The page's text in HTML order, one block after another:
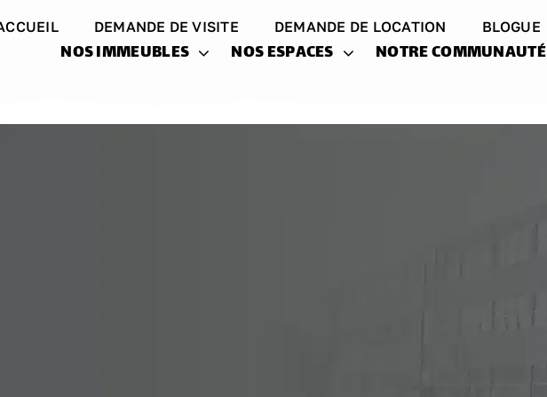
DEMANDE DE VISITE DEMANDE DE LOCATION BLOGUE
NOS IMMEUBLES NOS ESPACES NOTRE COMMUNAUTÉ